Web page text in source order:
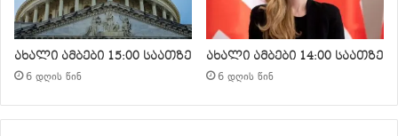
ახალი ამბები 15:00 საათზე
6 დღის წინ
ახალი ამბები 14:00 საათზე
6 დღის წინ